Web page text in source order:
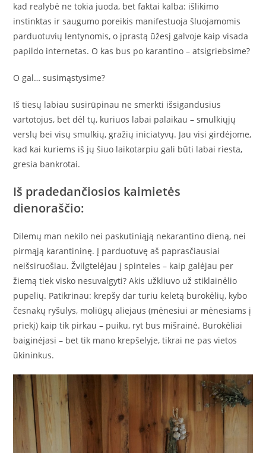
kad realybė ne tokia juoda, bet faktai kalba: išlikimo
instinktas ir saugumo poreikis manifestuoja šluojamomis
parduotuvių lentynomis, o įprastą ūžesį galvoje kaip visada
papildo internetas. O kas bus po karantino – atsigriebsime?
O gal… susimąstysime?
Iš tiesų labiau susirūpinau ne smerkti išsigandusius
vartotojus, bet dėl tų, kuriuos labai palaikau – smulkiųjų
verslų bei visų smulkių, gražių iniciatyvų. Jau visi girdėjome,
kad kai kuriems iš jų šiuo laikotarpiu gali būti labai riesta,
gresia bankrotai.
Iš pradedančiosios kaimietės
dienoraščio:
Dilemų man nekilo nei paskutiniąją nekarantino dieną, nei
pirmąją karantininę. Į parduotuvę aš paprasčiausiai
neišsiruošiau. Žvilgtelėjau į spinteles – kaip galėjau per
žiemą tiek visko nesuvalgyti? Akis užkliuvo už stiklainėlio
pupelių. Patikrinau: krepšy dar turiu keletą burokėlių, kybo
česnakų ryšulys, moliūgų aliejaus (mėnesiui ar mėnesiams į
priekį) kaip tik pirkau – puiku, ryt bus mišrainė. Burokėliai
baiginėjasi – bet tik mano krepšelyje, tikrai ne pas vietos
ūkininkus.